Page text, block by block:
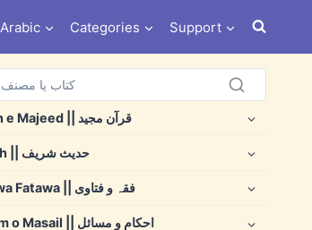
Arabic Categories Support
Quran e Majeed || قرآن مجید
Hadith || حدیث شریف
Fiqh wa Fatawa || فقہ و فتاوی
Ahkam o Masail || احکام و مسائل